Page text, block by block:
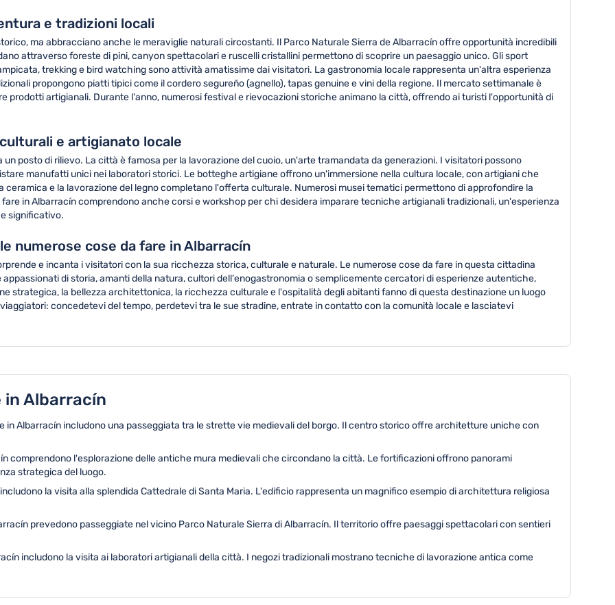
e tradizioni locali
ma abbracciano anche le meraviglie naturali circostanti. Il Parco Naturale Sierra de Albarracín offre opportunità incredibili
attraverso foreste di pini, canyon spettacolari e ruscelli cristallini permettono di scoprire un paesaggio unico. Gli sport
trekking e bird watching sono attività amatissime dai visitatori. La gastronomia locale rappresenta un'altra esperienza
propongono piatti tipici come il cordero segureño (agnello), tapas genuine e vini della regione. Il mercato settimanale è
prodotti artigianali. Durante l'anno, numerosi festival e rievocazioni storiche animano la città, offrendo ai turisti l'opportunità di
e artigianato locale
posto di rilievo. La città è famosa per la lavorazione del cuoio, un'arte tramandata da generazioni. I visitatori possono
manufatti unici nei laboratori storici. Le botteghe artigiane offrono un'immersione nella cultura locale, con artigiani che
e la lavorazione del legno completano l'offerta culturale. Numerosi musei tematici permettono di approfondire la
in Albarracín comprendono anche corsi e workshop per chi desidera imparare tecniche artigianali tradizionali, un'esperienza
significativo.
numerose cose da fare in Albarracín
e incanta i visitatori con la sua ricchezza storica, culturale e naturale. Le numerose cose da fare in questa cittadina
di storia, amanti della natura, cultori dell'enogastronomia o semplicemente cercatori di esperienze autentiche,
strategica, la bellezza architettonica, la ricchezza culturale e l'ospitalità degli abitanti fanno di questa destinazione un luogo
concedetevi del tempo, perdetevi tra le sue stradine, entrate in contatto con la comunità locale e lasciatevi
in Albarracín
in Albarracín includono una passeggiata tra le strette vie medievali del borgo. Il centro storico offre architetture uniche con
comprendono l'esplorazione delle antiche mura medievali che circondano la città. Le fortificazioni offrono panorami
strategica del luogo.
la visita alla splendida Cattedrale di Santa Maria. L'edificio rappresenta un magnifico esempio di architettura religiosa
prevedono passeggiate nel vicino Parco Naturale Sierra di Albarracín. Il territorio offre paesaggi spettacolari con sentieri
includono la visita ai laboratori artigianali della città. I negozi tradizionali mostrano tecniche di lavorazione antica come